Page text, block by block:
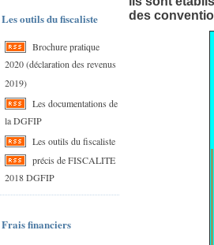
Les outils du fiscaliste
Brochure pratique
2020 (déclaration des revenus
2019)
Les documentations de
la DGFIP
Les outils du fiscaliste
précis de FISCALITE
2018 DGFIP
Frais financiers
des